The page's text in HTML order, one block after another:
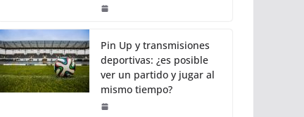
Pin Up y transmisiones
deportivas: ¿es posible
ver un partido y jugar al
mismo tiempo?